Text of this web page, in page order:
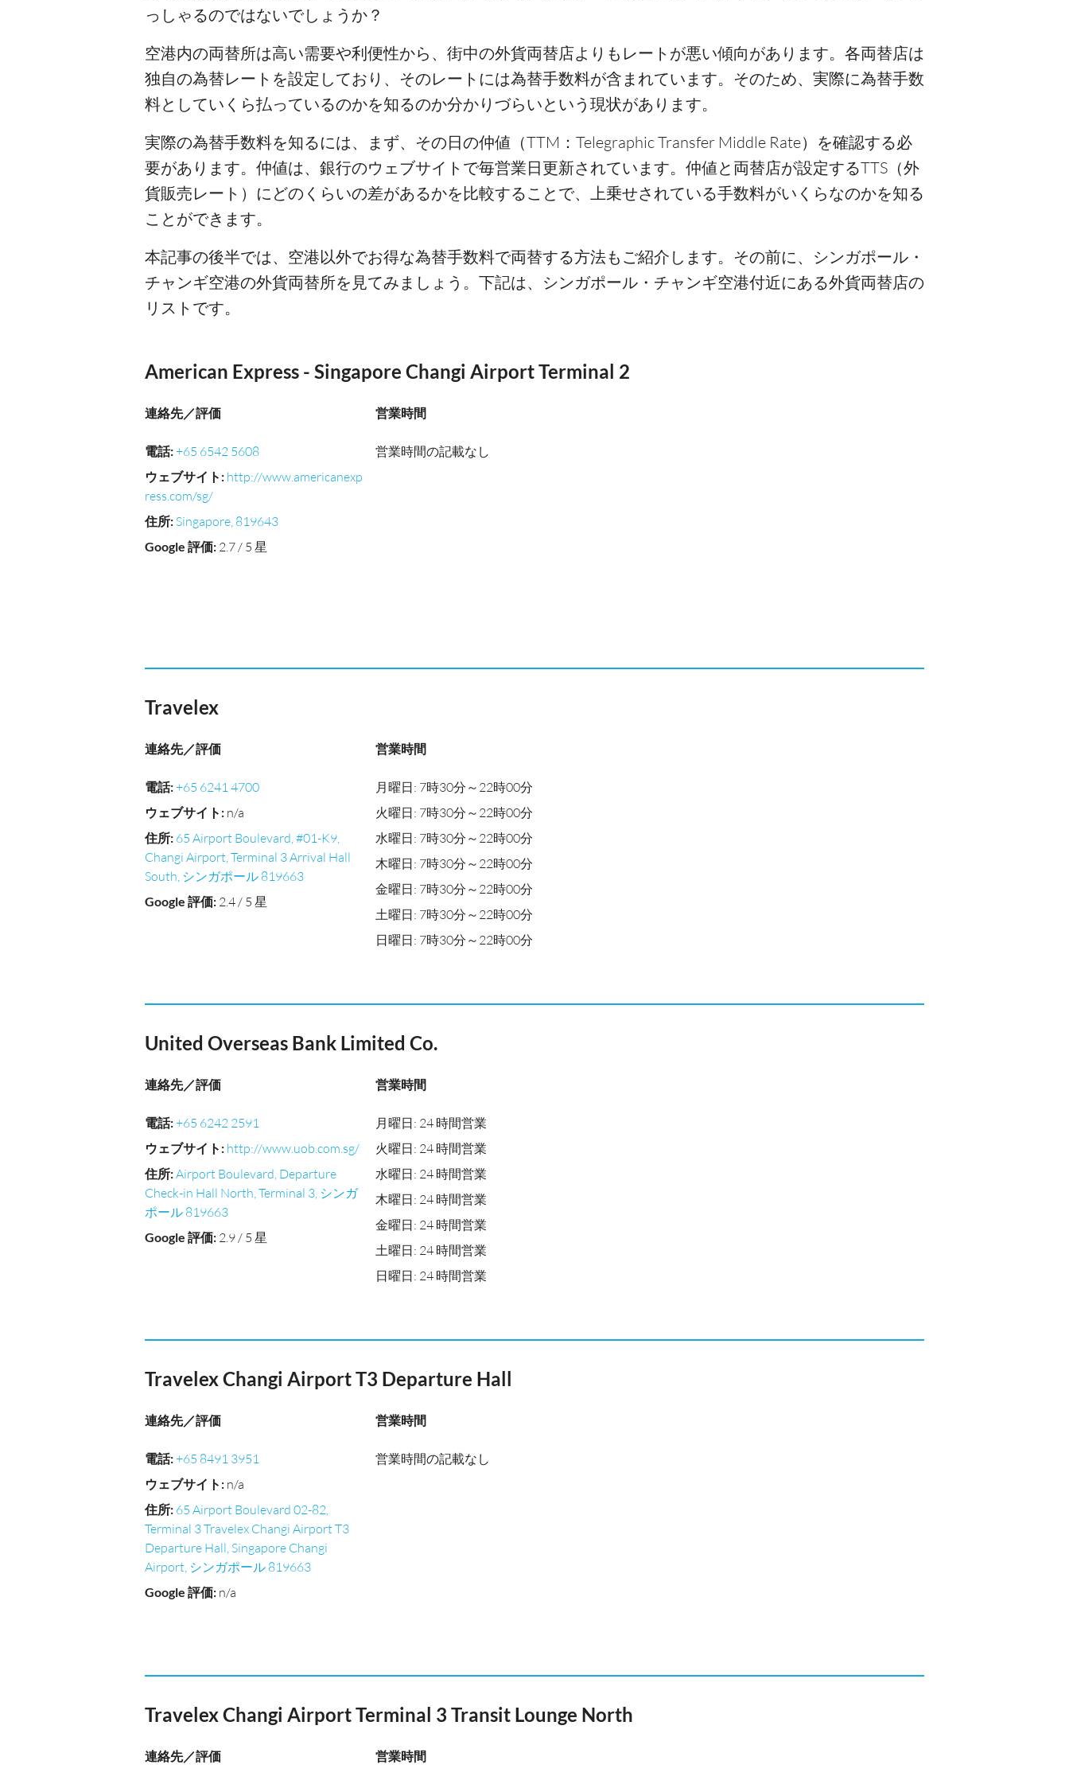
っしゃるのではないでしょうか？
空港内の両替所は高い需要や利便性から、街中の外貨両替店よりもレートが悪い傾向があります。各両替店は
独自の為替レートを設定しており、そのレートには為替手数料が含まれています。そのため、実際に為替手数
料としていくら払っているのかを知るのか分かりづらいという現状があります。
実際の為替手数料を知るには、まず、その日の仲値（TTM：Telegraphic Transfer Middle Rate）を確認する必
要があります。仲値は、銀行のウェブサイトで毎営業日更新されています。仲値と両替店が設定するTTS（外
貨販売レート）にどのくらいの差があるかを比較することで、上乗せされている手数料がいくらなのかを知る
ことができます。
本記事の後半では、空港以外でお得な為替手数料で両替する方法もご紹介します。その前に、シンガポール・
チャンギ空港の外貨両替所を見てみましょう。下記は、シンガポール・チャンギ空港付近にある外貨両替店の
リストです。
American Express - Singapore Changi Airport Terminal 2
連絡先／評価
電話:+65 6542 5608
ウェブサイト : http://www.americanexp
ress.com/sg/
住所: Singapore, 819643
Google 評価: 2.7 / 5 星
営業時間
営業時間の記載なし
Travelex
連絡先／評価
電話:+65 6241 4700
ウェブサイト : n/a
住所: 65 Airport Boulevard, #01-K9,
Changi Airport, Terminal 3 Arrival Hall
South, シンガポール 819663
Google 評価: 2.4 / 5 星
営業時間
月曜日: 7時30分～22時00分
火曜日: 7時30分～22時00分
水曜日: 7時30分～22時00分
木曜日: 7時30分～22時00分
金曜日: 7時30分～22時00分
土曜日: 7時30分～22時00分
日曜日: 7時30分～22時00分
United Overseas Bank Limited Co.
連絡先／評価
電話:+65 6242 2591
ウェブサイト : http://www.uob.com.sg/
住所:Airport Boulevard, Departure
Check-in Hall North, Terminal 3, シンガ
ポール 819663
Google 評価: 2.9 / 5 星
営業時間
月曜日: 24 時間営業
火曜日: 24 時間営業
水曜日: 24 時間営業
木曜日: 24 時間営業
金曜日: 24 時間営業
土曜日: 24 時間営業
日曜日: 24 時間営業
Travelex Changi Airport T3 Departure Hall
連絡先／評価
電話:+65 8491 3951
ウェブサイト : n/a
住所: 65 Airport Boulevard 02-82,
Terminal 3 Travelex Changi Airport T3
Departure Hall, Singapore Changi
Airport, シンガポール 819663
Google 評価: n/a
営業時間
営業時間の記載なし
Travelex Changi Airport Terminal 3 Transit Lounge North
連絡先／評価 営業時間